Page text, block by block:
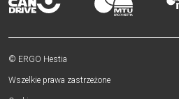
© ERGO Hestia
Wszelkie prawa zastrzeżone